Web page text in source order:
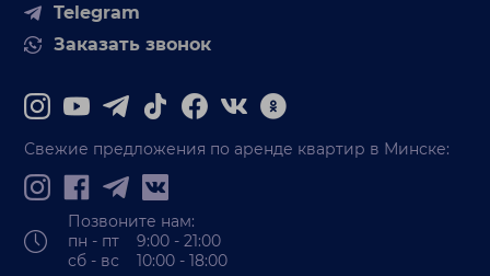
Telegram
Заказать звонок
Свежие предложения по аренде квартир в Минске:
Позвоните нам:
пн - пт 9:00 - 21:00
сб - вс 10:00 - 18:00